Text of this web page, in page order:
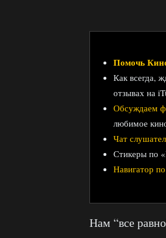
Помочь
Как всегда,
отзывах на
Обсуждаем
любимое
Чат
Стикеры по
Навигатор
Нам “все